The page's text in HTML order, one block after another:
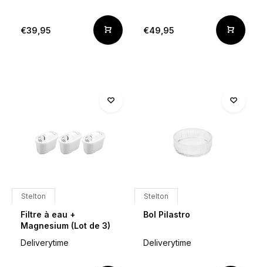
€39,95 €49,95
Stelton
Filtre à eau +
Magnesium (Lot de 3)
Deliverytime
Stelton
Bol Pilastro
Deliverytime